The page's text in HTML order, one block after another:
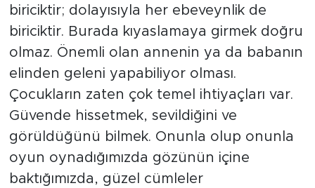
biriciktir; dolayısıyla her ebeveynlik de
biriciktir. Burada kıyaslamaya girmek doğru
olmaz. Önemli olan annenin ya da babanın
elinden geleni yapabiliyor olması.
Çocukların zaten çok temel ihtiyaçları var.
Güvende hissetmek, sevildiğini ve
görüldüğünü bilmek. Onunla olup onunla
oyun oynadığımızda gözünün içine
baktığımızda, güzel cümleler